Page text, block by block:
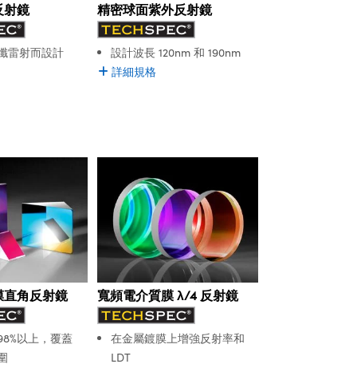
射鏡
雷射而設計
精密球面紫外反射鏡
設計波長 120nm 和 190nm
詳細規格
角反射鏡
以上，覆蓋
寬頻電介質膜 λ/4 反射鏡
在金屬鍍膜上增強反射率和
LDT